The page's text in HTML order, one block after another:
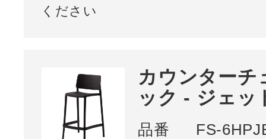
ください
カウンターチ
ック - ジェッ
品番
FS-